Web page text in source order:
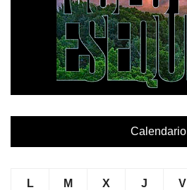
Calendario
L M X J V